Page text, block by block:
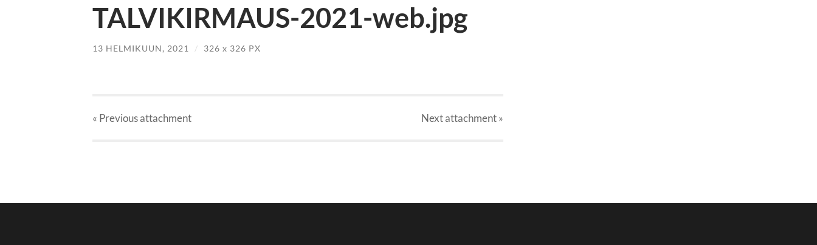
TALVIKIRMAUS-2021-web.jpg
13 HELMIKUUN, 2021 / 326 x 326 PX
« Previousattachment Nextattachment»